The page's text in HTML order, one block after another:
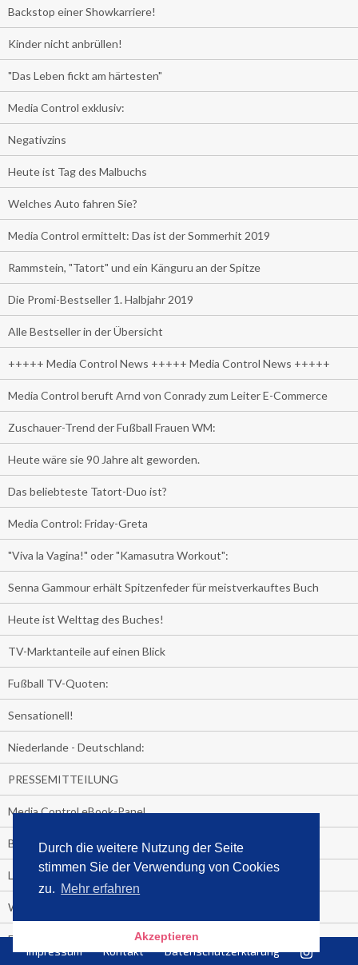
Durch die weitere Nutzung der Seite
stimmen Sie der Verwendung von Cookies
zu. Mehr erfahren
Akzeptieren
Backstop einer Showkarriere!
Kinder nicht anbrüllen!
"Das Leben fickt am härtesten"
Media Control exklusiv:
Negativzins
Heute ist Tag des Malbuchs
Welches Auto fahren Sie?
Media Control ermittelt: Das ist der Sommerhit 2019
Rammstein, "Tatort" und ein Känguru an der Spitze
Die Promi-Bestseller 1. Halbjahr 2019
Alle Bestseller in der Übersicht
+++++ Media Control News +++++ Media Control News +++++
Media Control beruft Arnd von Conrady zum Leiter E-Commerce
Zuschauer-Trend der Fußball Frauen WM:
Heute wäre sie 90 Jahre alt geworden.
Das beliebteste Tatort-Duo ist?
Media Control: Friday-Greta
"Viva la Vagina!" oder "Kamasutra Workout":
Senna Gammour erhält Spitzenfeder für meistverkauftes Buch
Heute ist Welttag des Buches!
TV-Marktanteile auf einen Blick
Fußball TV-Quoten:
Sensationell!
Niederlande - Deutschland:
PRESSEMITTEILUNG
Media Control eBook-Panel
BIATHLON-WM im TV
Lagerfelds N°5
Wer schaut täglich fast sieben Stunden Fernsehen?
Es Pilchert allerorten
Impressum Kontakt Datenschutzerklärung